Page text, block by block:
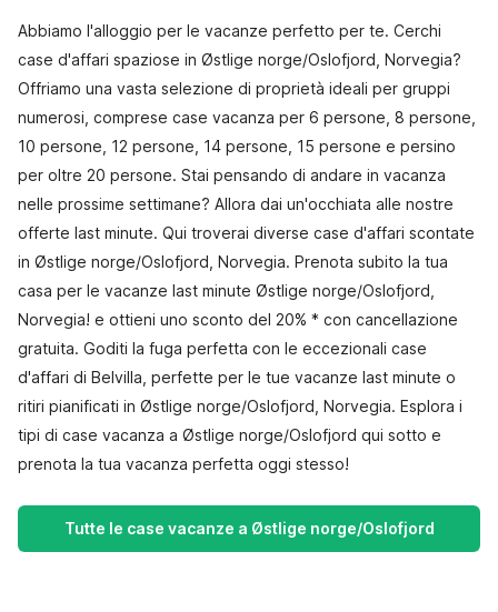
Abbiamo l'alloggio per le vacanze perfetto per te. Cerchi
case d'affari spaziose in Østlige norge/Oslofjord, Norvegia?
Offriamo una vasta selezione di proprietà ideali per gruppi
numerosi, comprese case vacanza per 6 persone, 8 persone,
10 persone, 12 persone, 14 persone, 15 persone e persino
per oltre 20 persone. Stai pensando di andare in vacanza
nelle prossime settimane? Allora dai un'occhiata alle nostre
offerte last minute. Qui troverai diverse case d'affari scontate
in Østlige norge/Oslofjord, Norvegia. Prenota subito la tua
casa per le vacanze last minute Østlige norge/Oslofjord,
Norvegia! e ottieni uno sconto del 20% * con cancellazione
gratuita. Goditi la fuga perfetta con le eccezionali case
d'affari di Belvilla, perfette per le tue vacanze last minute o
ritiri pianificati in Østlige norge/Oslofjord, Norvegia. Esplora i
tipi di case vacanza a Østlige norge/Oslofjord qui sotto e
prenota la tua vacanza perfetta oggi stesso!
Tutte le case vacanze a Østlige norge/Oslofjord